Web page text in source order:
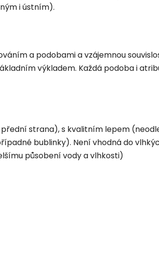
i ústním).
a podobami a vzájemnou
výkladem. Každá podoba i
strana), s kvalitním lepem
bublinky). Není vhodná do
působení vody a vlhkosti)